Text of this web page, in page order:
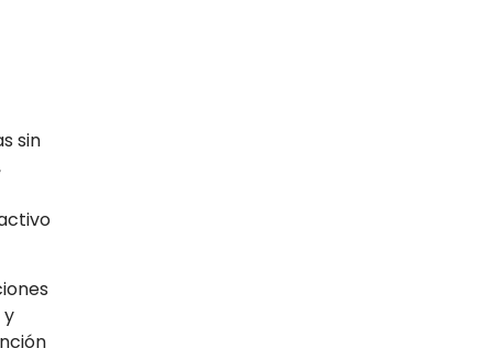
sin
y